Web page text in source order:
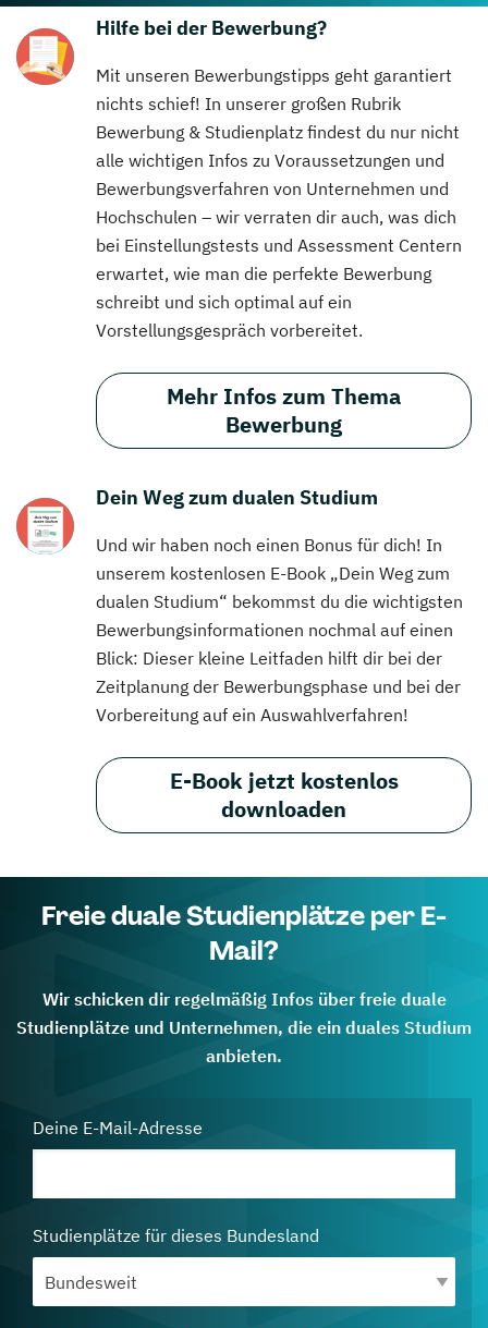
Hilfe bei der Bewerbung?
Mit unseren Bewerbungstipps geht garantiert
nichts schief! In unserer großen Rubrik
Bewerbung & Studienplatz findest du nur nicht
alle wichtigen Infos zu Voraussetzungen und
Bewerbungsverfahren von Unternehmen und
Hochschulen – wir verraten dir auch, was dich
bei Einstellungstests und Assessment Centern
erwartet, wie man die perfekte Bewerbung
schreibt und sich optimal auf ein
Vorstellungsgespräch vorbereitet.
Mehr Infos zum Thema
Bewerbung
Dein Weg zum dualen Studium
Und wir haben noch einen Bonus für dich! In
unserem kostenlosen E-Book „Dein Weg zum
dualen Studium“ bekommst du die wichtigsten
Bewerbungsinformationen nochmal auf einen
Blick: Dieser kleine Leitfaden hilft dir bei der
Zeitplanung der Bewerbungsphase und bei der
Vorbereitung auf ein Auswahlverfahren!
E-Book jetzt kostenlos
downloaden
Freie duale Studienplätze per E-
Mail?
Wir schicken dir regelmäßig Infos über freie duale
Studienplätze und Unternehmen, die ein duales Studium
anbieten.
Deine E-Mail-Adresse
Studienplätze für dieses Bundesland